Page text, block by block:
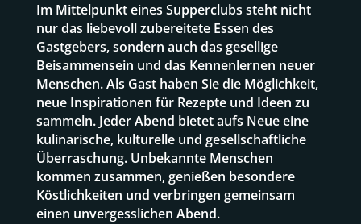
Im Mittelpunkt eines Supperclubs steht nicht
nur das liebevoll zubereitete Essen des
Gastgebers, sondern auch das gesellige
Beisammensein und das Kennenlernen neuer
Menschen.Als Gast haben Sie die Möglichkeit,
neue Inspirationen für Rezepte und Ideen zu
sammeln. Jeder Abend bietet aufs Neue eine
kulinarische, kulturelle und gesellschaftliche
Überraschung. Unbekannte Menschen
kommen zusammen, genießen besondere
Köstlichkeiten und verbringen gemeinsam
einen unvergesslichen Abend.